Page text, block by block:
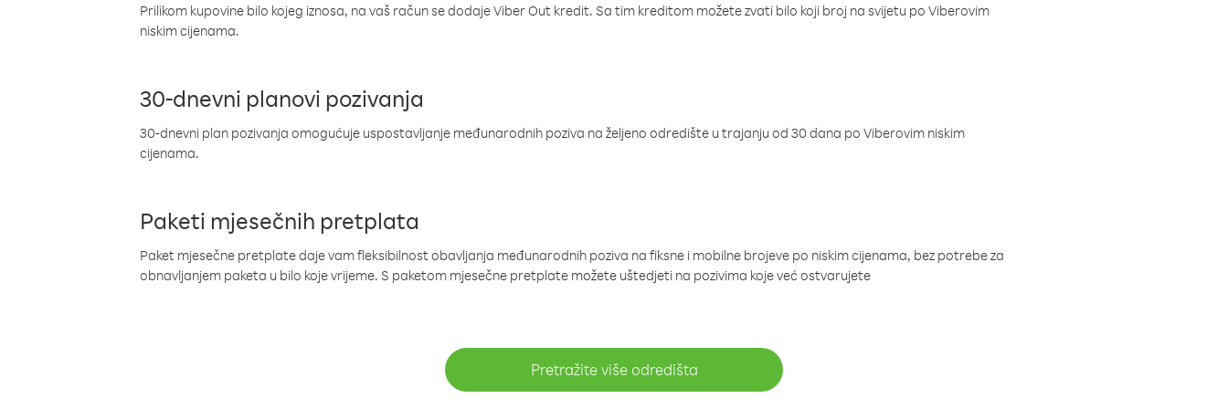
Prilikom kupovine bilo kojeg iznosa, na vaš račun se dodaje Viber Out kredit. Sa tim kreditom možete zvati bilo koji broj na svijetu po Viberovim
niskim cijenama.
30-dnevni planovi pozivanja
30-dnevni plan pozivanja omogućuje uspostavljanje međunarodnih poziva na željeno odredište u trajanju od 30 dana po Viberovim niskim
cijenama.
Paketi mjesečnih pretplata
Paket mjesečne pretplate daje vam fleksibilnost obavljanja međunarodnih poziva na fiksne i mobilne brojeve po niskim cijenama, bez potrebe za
obnavljanjem paketa u bilo koje vrijeme. S paketom mjesečne pretplate možete uštedjeti na pozivima koje već ostvarujete
Pretražite više odredišta